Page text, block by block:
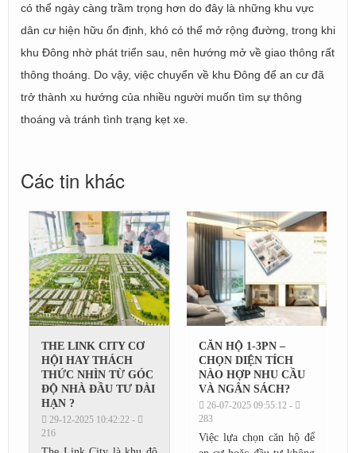
có thể ngày càng trầm trọng hơn do đây là những khu vực
dân cư hiện hữu ổn định, khó có thể mở rộng đường, trong khi
khu Đông nhờ phát triển sau, nên hướng mở về giao thông rất
thông thoáng. Do vậy, việc chuyển về khu Đông để an cư đã
trở thành xu hướng của nhiều người muốn tìm sự thông
thoáng và tránh tình trạng kẹt xe.
Các tin khác
THE LINK CITY CƠ
HỘI HAY THÁCH
THỨC NHÌN TỪ GÓC
ĐỘ NHÀ ĐẦU TƯ DÀI
HẠN ?
29-12-2025 10:42:22 -
216
CĂN HỘ 1‑3PN –
CHỌN DIỆN TÍCH
NÀO HỢP NHU CẦU
VÀ NGÂN SÁCH?
26-07-2025 09:55:12 -
283
Việc lựa chọn căn hộ để